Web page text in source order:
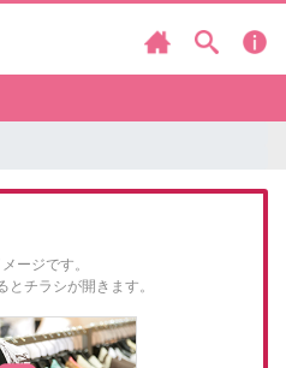
ージです。
チラシが開きます。